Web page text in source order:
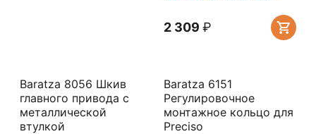
2 309 ₽
Baratza 8056 Шкив
главного привода с
металлической
втулкой
Baratza 6151
Регулировочное
монтажное кольцо для
Preciso